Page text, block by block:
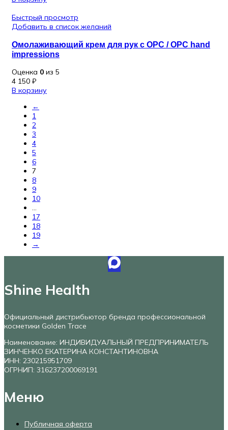
Быстрый просмотр
Добавить в список желаний
Омолаживающий крем для рук с OPC / OPC hand
impressions
Оценка 0 из 5
4 150 ₽
В корзину
←
1
2
3
4
5
6
7
8
9
10
…
17
18
19
→
Shine Health
Официальный дистрибьютор бренда профессиональной
косметики Golden Trace
Наименование: ИНДИВИДУАЛЬНЫЙ ПРЕДПРИНИМАТЕЛЬ
ЗИНЧЕНКО ЕКАТЕРИНА КОНСТАНТИНОВНА
ИНН: 230215951709
ОГРНИП: 316237200069191
Меню
Публичная оферта